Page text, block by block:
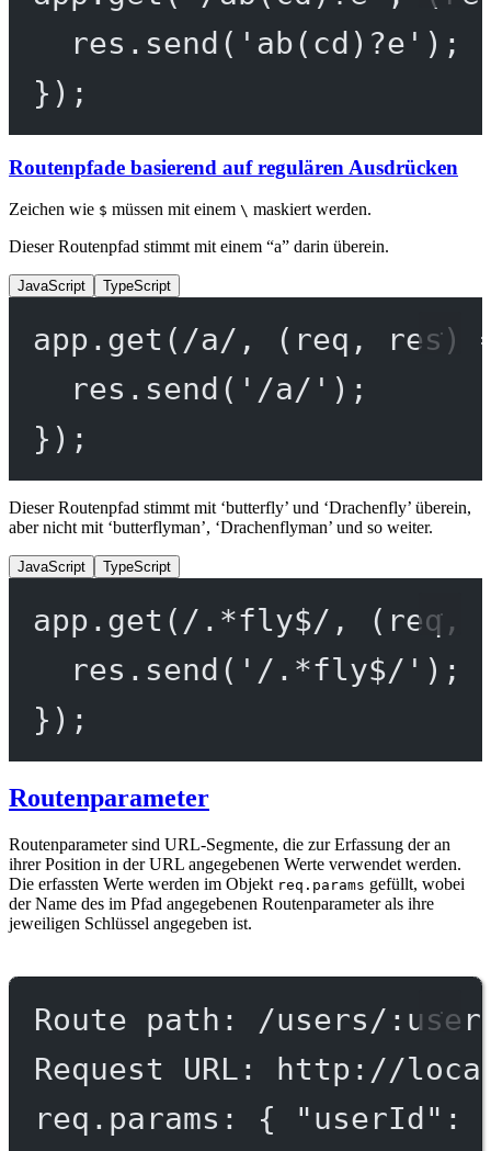
res. send ( 'ab(cd)?e' );
});
Routenpfade basierend auf regulären Ausdrücken
Zeichen wie $ müssen mit einem \ maskiert werden.
Dieser Routenpfad stimmt mit einem “a” darin überein.
JavaScript TypeScript
app. get ( /a/ , ( req , res)
res. send ( '/a/' );
});
Dieser Routenpfad stimmt mit ‘butterfly’ und ‘Drachenfly’ überein,
aber nicht mit ‘butterflyman’, ‘Drachenflyman’ und so weiter.
JavaScript TypeScript
app. get ( / . *fly$/ , ( req,
res. send ( '/.*fly$/' );
});
Routenparameter
Routenparameter sind URL-Segmente, die zur Erfassung der an
ihrer Position in der URL angegebenen Werte verwendet werden.
Die erfassten Werte werden im Objekt req.params gefüllt, wobei
der Name des im Pfad angegebenen Routenparameter als ihre
jeweiligen Schlüssel angegeben ist.
Route path: /users/
Request URL: http://
req.params: { "userId":